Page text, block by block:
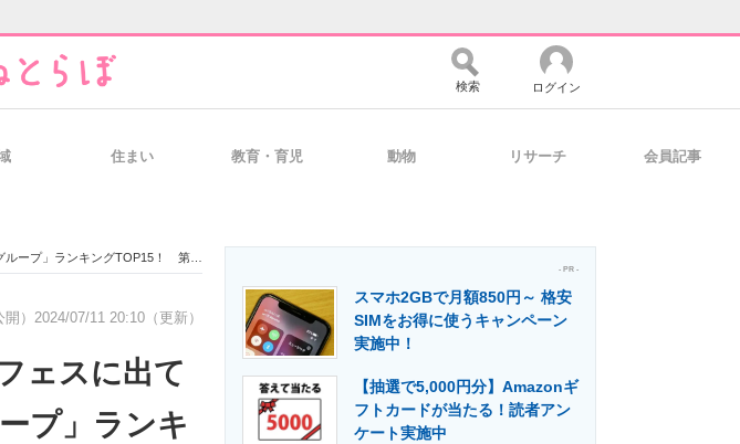
経営リーダーのコミュニティ マーケ×ITの今がよく分かる
比較・事例 製造業のIT導入・活用を支援
検索 ログイン
住まい 教育・育児 動物 リサーチ 会員記事
第1位は「日向坂46」【2024年最新投票結果】
） 2024/07/11 20:10（更新）
ェスに出て
プ」ランキ
- PR -
スマホ2GBで月額850円～ 格安
SIMをお得に使うキャンペーン
実施中！
【抽選で5,000円分】Amazonギ
フトカードが当たる！読者アン
ケート実施中